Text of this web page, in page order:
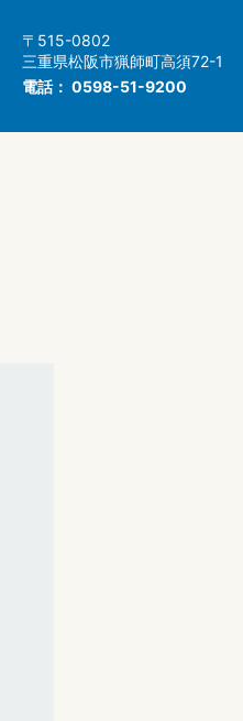
〒515-0802
三重県松阪市猟師町高須72-1
電話： 0598-51-9200